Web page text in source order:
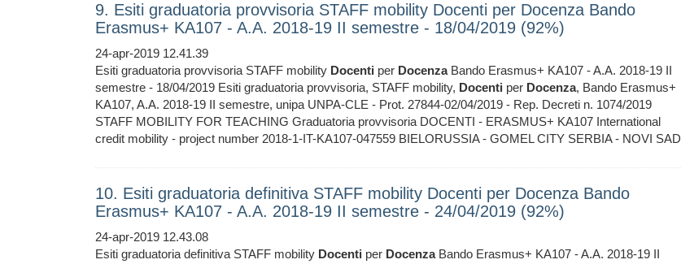
9. Esiti graduatoria provvisoria STAFF mobility Docenti per Docenza Bando
Erasmus+ KA107 - A.A. 2018-19 II semestre - 18/04/2019 (92%)
24-apr-2019 12.41.39
Esiti graduatoria provvisoria STAFF mobility Docenti per DocenzaBando Erasmus+ KA107 - A.A. 2018-19 II
semestre - 18/04/2019 Esiti graduatoria provvisoria, STAFF mobility, Docenti per Docenza, Bando Erasmus+
KA107, A.A. 2018-19 II semestre, unipa UNPA-CLE - Prot. 27844-02/04/2019 - Rep. Decreti n. 1074/2019
STAFF MOBILITY FOR TEACHING Graduatoria provvisoria DOCENTI - ERASMUS+ KA107 International
credit mobility - project number 2018-1-IT-KA107-047559 BIELORUSSIA - GOMEL CITY SERBIA - NOVI SAD
10. Esiti graduatoria definitiva STAFF mobility Docenti per Docenza Bando
Erasmus+ KA107 - A.A. 2018-19 II semestre - 24/04/2019 (92%)
24-apr-2019 12.43.08
Esiti graduatoria definitiva STAFF mobility Docenti per DocenzaBando Erasmus+ KA107 - A.A. 2018-19 II